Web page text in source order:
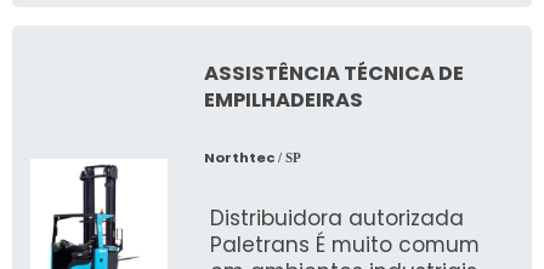
Tipo Sanitário | Milk Meter,
Medidor De Vazão Tipo
Turbina - Ex-Turbine,
Líquidos | Flowpet-5G,
Turbina Por Inserção,
Medidor De Água
ASSISTÊNCIA TÉCNICA DE
EMPILHADEIRAS
Northtec/ SP
Distribuidora autorizada
Paletrans É muito comum